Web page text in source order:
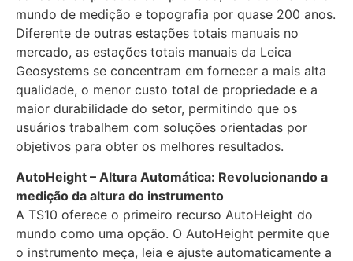
mundo de medição e topografia por quase 200 anos.
Diferente de outras estações totais manuais no
mercado, as estações totais manuais da Leica
Geosystems se concentram em fornecer a mais alta
qualidade, o menor custo total de propriedade e a
maior durabilidade do setor, permitindo que os
usuários trabalhem com soluções orientadas por
objetivos para obter os melhores resultados.
AutoHeight – Altura Automática: Revolucionando a
medição da altura do instrumento
A TS10 oferece o primeiro recurso AutoHeight do
mundo como uma opção. O AutoHeight permite que
o instrumento meça, leia e ajuste automaticamente a